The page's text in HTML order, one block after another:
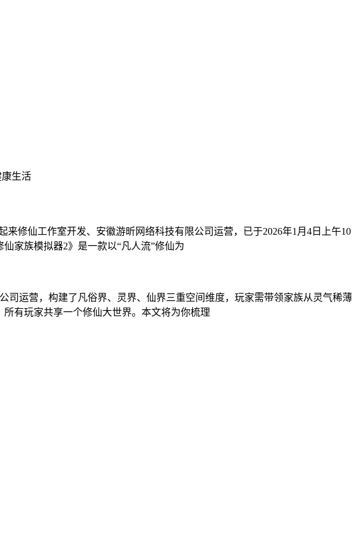
生活
修仙工作室开发、安徽游昕网络科技有限公司运营，已于2026年1月4日上午10
家族模拟器2》是一款以“凡人流”修仙为
司运营，构建了凡俗界、灵界、仙界三重空间维度，玩家需带领家族从灵气稀薄
有玩家共享一个修仙大世界。本文将为你梳理